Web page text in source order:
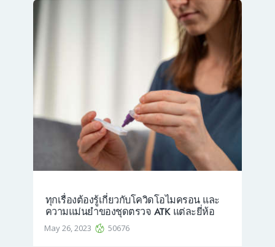
ทุกเรื่องต้องรู้เกี่ยวกับโควิดโอไมครอน และ
ความแม่นยำของชุดตรวจ ATK แต่ละยี่ห้อ
May 26, 2023 50676